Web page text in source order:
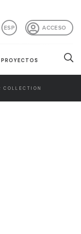
ACCESO
ESP
PROYECTOS
COLLECTION